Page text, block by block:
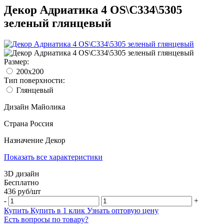
Декор Адриатика 4 OS\C334\5305
зеленый глянцевый
Размер:
200x200
Тип поверхности:
Глянцевый
Дизайн Майолика
Страна Россия
Назначение Декор
Показать все характеристики
3D дизайн
Бесплатно
436 руб/шт
-
+
Купить Купить в 1 клик Узнать оптовую цену
Есть вопросы по товару?